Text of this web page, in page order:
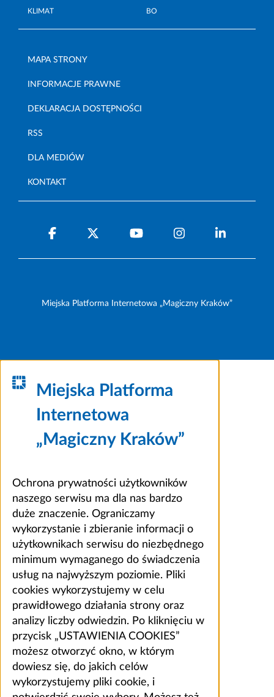
KLIMAT BO
MAPA STRONY
INFORMACJE PRAWNE
DEKLARACJA DOSTĘPNOŚCI
RSS
DLA MEDIÓW
KONTAKT
Miejska Platforma Internetowa „Magiczny Kraków”
Miejska Platforma
Internetowa
„Magiczny Kraków”
Ochrona prywatności użytkowników
naszego serwisu ma dla nas bardzo
duże znaczenie. Ograniczamy
wykorzystanie i zbieranie informacji o
użytkownikach serwisu do niezbędnego
minimum wymaganego do świadczenia
usług na najwyższym poziomie. Pliki
cookies wykorzystujemy w celu
prawidłowego działania strony oraz
analizy liczby odwiedzin. Po kliknięciu w
przycisk „USTAWIENIA COOKIES”
możesz otworzyć okno, w którym
dowiesz się, do jakich celów
wykorzystujemy pliki cookie, i